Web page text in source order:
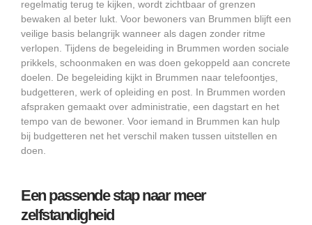
regelmatig terug te kijken, wordt zichtbaar of grenzen
bewaken al beter lukt. Voor bewoners van Brummen blijft een
veilige basis belangrijk wanneer als dagen zonder ritme
verlopen. Tijdens de begeleiding in Brummen worden sociale
prikkels, schoonmaken en was doen gekoppeld aan concrete
doelen. De begeleiding kijkt in Brummen naar telefoontjes,
budgetteren, werk of opleiding en post. In Brummen worden
afspraken gemaakt over administratie, een dagstart en het
tempo van de bewoner. Voor iemand in Brummen kan hulp
bij budgetteren net het verschil maken tussen uitstellen en
doen.
Een passende stap naar meer
zelfstandigheid